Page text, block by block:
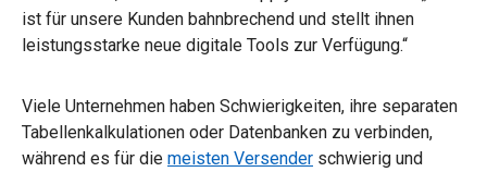
ist für unsere Kunden bahnbrechend und stellt ihnen
leistungsstarke neue digitale Tools zur Verfügung.“​
Viele Unternehmen haben Schwierigkeiten, ihre separaten
Tabellenkalkulationen oder Datenbanken zu verbinden,
während es für die meisten Versender schwierig und